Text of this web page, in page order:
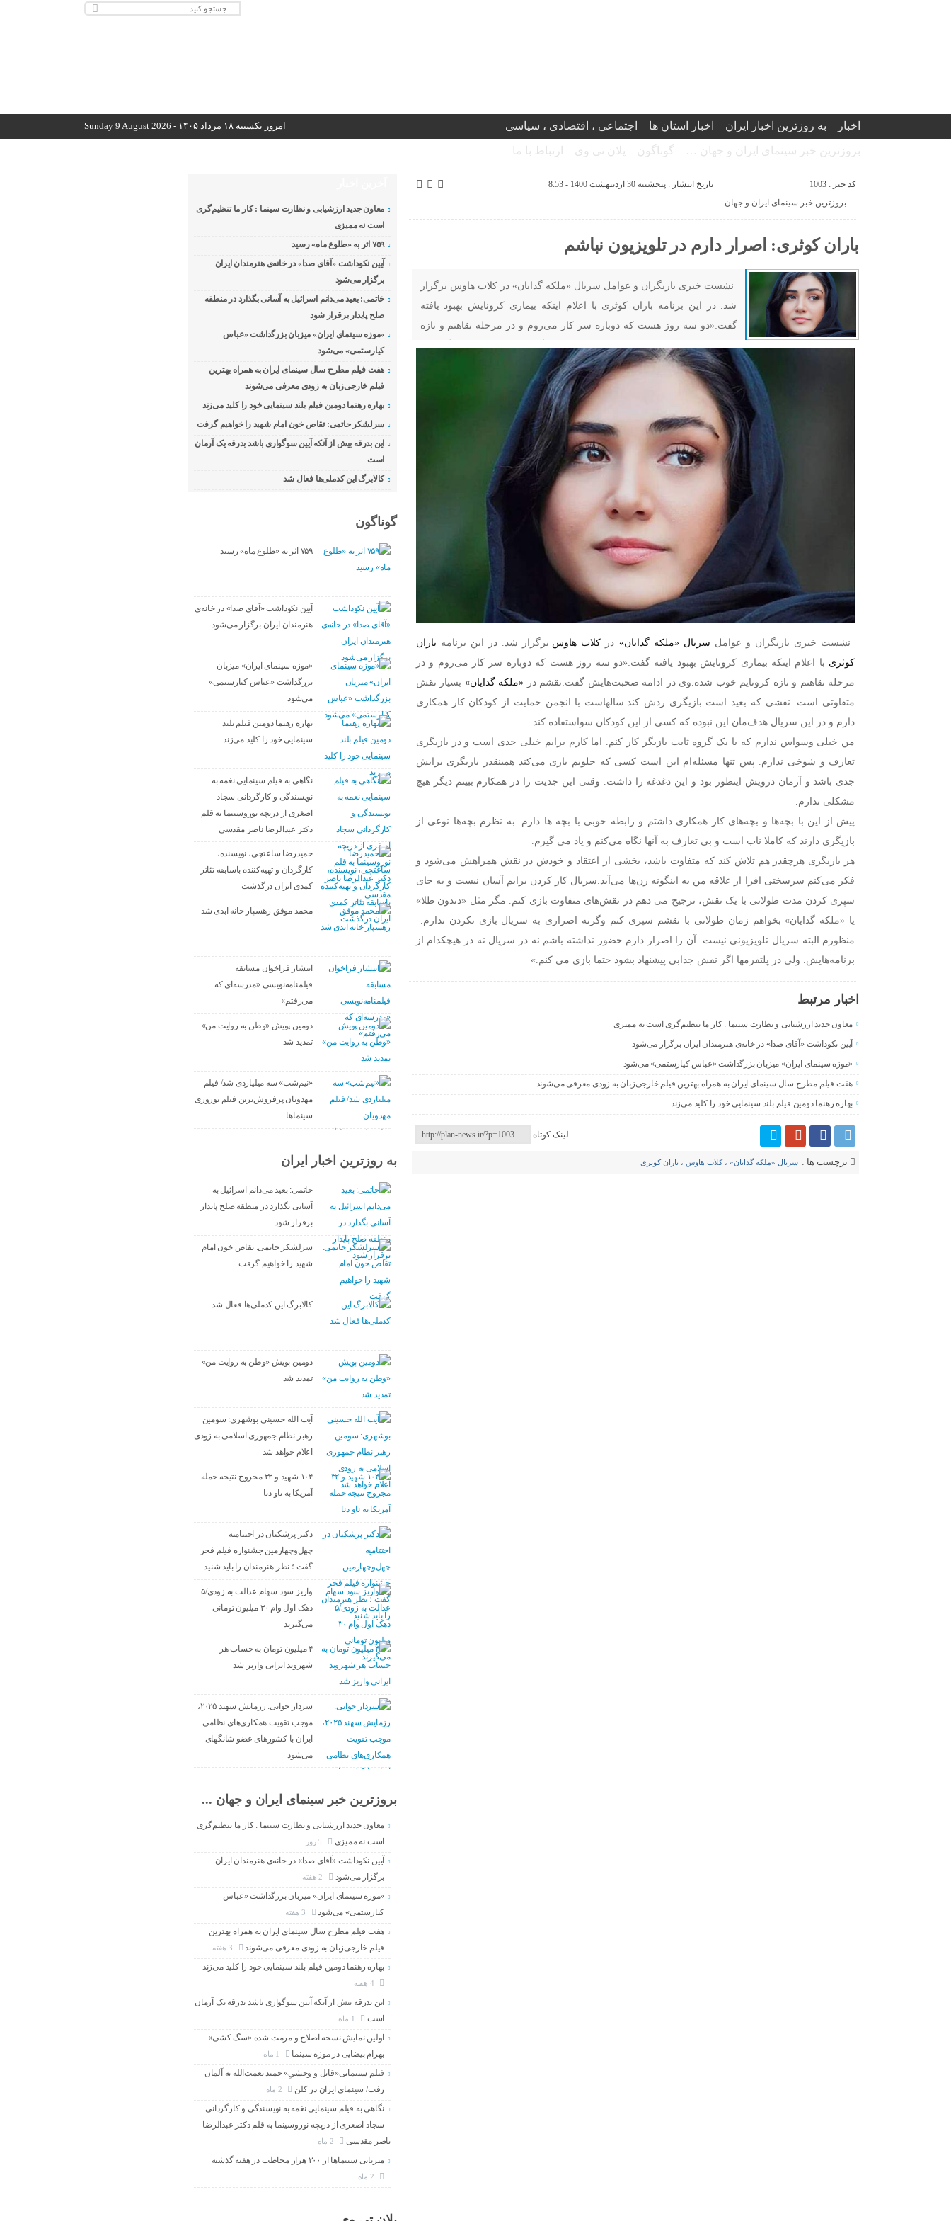
اخبار به روزترین اخبار ایران اخبار استان ها اجتماعی ، اقتصادی ، سیاسی
بروزترین خبر سینمای ایران و جهان … گوناگون پلان تی وی ارتباط با ما
امروز یکشنبه ۱۸ مرداد ۱۴۰۵ - Sunday 9 August 2026
کد خبر : 1003
تاریخ انتشار : پنجشنبه 30 اردیبهشت 1400 - 8:53
بروزترین خبر سینمای ایران و جهان ...
باران کوثری: اصرار دارم در تلویزیون نباشم
نشست خبری بازیگران و عوامل سریال «ملکه گدایان» در کلاب هاوس برگزار
شد. در این برنامه باران کوثری با اعلام اینکه بیماری کرونایش بهبود یافته
گفت:«دو سه روز هست که دوباره سر کار می‌روم و در مرحله نقاهتم و تازه
بسیار نقش متفاوتی است. نقشی
نشست خبری بازیگران و عوامل سریال «ملکه گدایان» در کلاب هاوس برگزار شد. در این برنامه باران
کوثری با اعلام اینکه بیماری کرونایش بهبود یافته گفت:«دو سه روز هست که دوباره سر کار می‌روم و در
مرحله نقاهتم و تازه کرونایم خوب شده.وی در ادامه صحبت‌هایش گفت:نقشم در «ملکه گدایان» بسیار نقش
متفاوتی است. نقشی که بعید است بازیگری ردش کند.سالهاست با انجمن حمایت از کودکان کار همکاری
دارم و در این سریال هدف‌مان این نبوده که کسی از این کودکان سواستفاده کند.
من خیلی وسواس ندارم که با یک گروه ثابت بازیگر کار کنم. اما کارم برایم خیلی جدی است و در بازیگری
تعارف و شوخی ندارم. پس تنها مسئله‌ام این است کسی که جلویم بازی می‌کند همینقدر بازیگری برایش
جدی باشد و آرمان درویش اینطور بود و این دغدغه را داشت. وقتی این جدیت را در همکارم ببینم دیگر هیچ
مشکلی ندارم.
پیش از این با بچه‌ها و بچه‌های کار همکاری داشتم و رابطه خوبی با بچه ها دارم. به نظرم بچه‌ها نوعی از
بازیگری دارند که کاملا ناب است و بی تعارف به آنها نگاه می‌کنم و یاد می گیرم.
هر بازیگری هرچقدر هم تلاش کند که متفاوت باشد، بخشی از اعتقاد و خودش در نقش همراهش می‌شود و
فکر می‌کنم سرسختی افرا از علاقه من به اینگونه زن‌‌ها می‌آید.سریال کار کردن برایم آسان نیست و به جای
سپری کردن مدت طولانی با یک نقش، ترجیح می دهم در نقش‌های متفاوت بازی کنم. مگر مثل «دندون طلا»
یا «ملکه گدایان» بخواهم زمان طولانی با نقشم سپری کنم وگرنه اصراری به سریال بازی نکردن ندارم.
منظورم البته سریال تلویزیونی نیست. آن را اصرار دارم حضور نداشته باشم نه در سریال نه در هیچکدام از
برنامه‌‌هایش. ولی در پلتفرمها اگر نقش جذابی پیشنهاد بشود حتما بازی می کنم.»
اخبار مرتبط
معاون جدید ارزشیابی و نظارت سینما : کار ما تنظیم‌گری است نه ممیزی
آیین نکوداشت «آقای صدا» در خانه‌ی هنرمندان ایران برگزار می‌شود
«موزه سینمای ایران» میزبان بزرگداشت «عباس کیارستمی» می‌شود
هفت فیلم مطرح سال سینمای ایران به همراه بهترین فیلم خارجی‌زبان به زودی معرفی می‌شوند
بهاره رهنما دومین فیلم بلند سینمایی خود را کلید می‌زند
لینک کوتاه
برچسب ها : سریال «ملکه گدایان» ، کلاب هاوس ، باران کوثری
معاون جدید ارزشیابی و نظارت سینما : کار ما تنظیم‌گری
است نه ممیزی
۷۵۹ اثر به «طلوع ماه» رسید
آیین نکوداشت «آقای صدا» در خانه‌ی هنرمندان ایران
برگزار می‌شود
خاتمی: بعید می‌دانم اسرائیل به آسانی بگذارد در منطقه
صلح پایدار برقرار شود
«موزه سینمای ایران» میزبان بزرگداشت «عباس
کیارستمی» می‌شود
هفت فیلم مطرح سال سینمای ایران به همراه بهترین
فیلم خارجی‌زبان به زودی معرفی می‌شوند
بهاره رهنما دومین فیلم بلند سینمایی خود را کلید می‌زند
سرلشکر حاتمی: تقاص خون امام شهید را خواهیم گرفت
این بدرقه بیش از آنکه آیین سوگواری باشد بدرقه یک آرمان
است
کالابرگ این کدملی‌ها فعال شد
گوناگون
۷۵۹ اثر به «طلوع ماه» رسید
آیین نکوداشت «آقای صدا» در خانه‌ی
هنرمندان ایران برگزار می‌شود
«موزه سینمای ایران» میزبان
بزرگداشت «عباس کیارستمی»
می‌شود
بهاره رهنما دومین فیلم بلند
سینمایی خود را کلید می‌زند
نگاهی به فیلم سینمایی نغمه به
نویسندگی و کارگردانی سجاد
اصغری از دریچه نوروسینما به قلم
دکتر عبدالرضا ناصر مقدسی
حمیدرضا ساعتچی، نویسنده،
کارگردان و تهیه‌کننده باسابقه تئاتر
کمدی ایران درگذشت
محمد موفق رهسپار خانه ابدی شد
انتشار فراخوان مسابقه
فیلمنامه‌نویسی «مدرسه‌ای که
می‌رفتم»
دومین پویش «وطن به روایت من»
تمدید شد
«نیم‌شب» سه میلیاردی شد/ فیلم
مهدویان پرفروش‌ترین فیلم نوروزی
سینماها
به روزترین اخبار ایران
خاتمی: بعید می‌دانم اسرائیل به
آسانی بگذارد در منطقه صلح پایدار
برقرار شود
سرلشکر حاتمی: تقاص خون امام
شهید را خواهیم گرفت
کالابرگ این کدملی‌ها فعال شد
دومین پویش «وطن به روایت من»
تمدید شد
آیت الله حسینی بوشهری: سومین
رهبر نظام جمهوری اسلامی به زودی
اعلام خواهد شد
۱۰۴ شهید و ۳۲ مجروح نتیجه حمله
آمریکا به ناو دنا
دکتر پزشکیان در اختتامیه
چهل‌وچهارمین جشنواره فیلم فجر
گفت ؛ نظر هنرمندان را باید شنید
واریز سود سهام عدالت به زودی/۵
دهک اول وام ۳۰ میلیون تومانی
می‌گیرند
۴ میلیون تومان به حساب هر
شهروند ایرانی واریز شد
سردار جوانی: رزمایش سهند ۲۰۲۵،
موجب تقویت همکاری‌های نظامی
ایران با کشور‌های عضو شانگهای
می‌شود
بروزترین خبر سینمای ایران و جهان ...
معاون جدید ارزشیابی و نظارت سینما : کار ما تنظیم‌گری
است نه ممیزی
آیین نکوداشت «آقای صدا» در خانه‌ی هنرمندان ایران
برگزار می‌شود
«موزه سینمای ایران» میزبان بزرگداشت «عباس
کیارستمی» می‌شود
هفت فیلم مطرح سال سینمای ایران به همراه بهترین
فیلم خارجی‌زبان به زودی معرفی می‌شوند
بهاره رهنما دومین فیلم بلند سینمایی خود را کلید می‌زند
این بدرقه بیش از آنکه آیین سوگواری باشد بدرقه یک آرمان
است
اولین نمایش نسخه اصلاح و مرمت شده «سگ کشی»
بهرام بیضایی در موزه سینما
فیلم سینمایی«قاتل و وحشیِ» حمید نعمت‌الله به آلمان
رفت/ سینمای ایران در کلن
نگاهی به فیلم سینمایی نغمه به نویسندگی و کارگردانی
سجاد اصغری از دریچه نوروسینما به قلم دکتر عبدالرضا
ناصر مقدسی
میزبانی سینماها از ۳۰۰ هزار مخاطب در هفته گذشته